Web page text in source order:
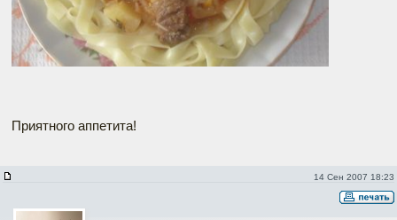
Приятного аппетита!
14 Сен 2007 18:23